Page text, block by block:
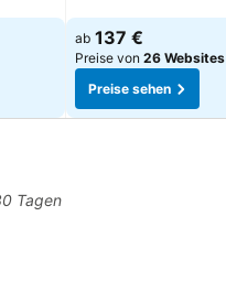
ab 137 €
Preise von 26 Websites
Preise sehen
Tagen